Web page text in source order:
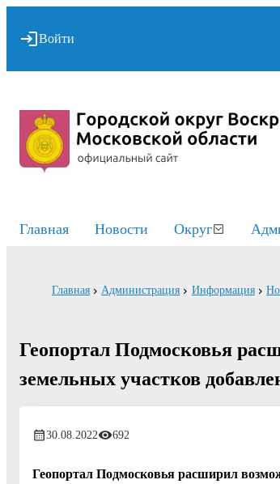
Войти
Главная Новости Округ
Главная Администрация Информация
Геопортал Подмосковья
земельных участков
30.08.2022 692
Геопортал Подмосковья расширил